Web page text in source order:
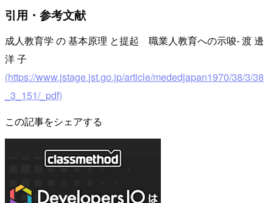
引用・参考文献
成人教育学 の 基本原理 と提起 職業人教育への示唆- 渡 邊
洋 子
(https://www.jstage.jst.go.jp/article/mededjapan1970/38/3/38
_3_151/_pdf)
この記事をシェアする